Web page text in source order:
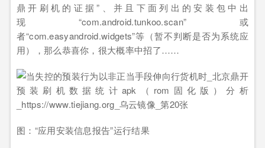
鼎开刷机的证据”、并且下面列出的安装包中出
现“com.android.tunkoo.scan”或
者“com.easyandroid.widgets”等（暂不判断是否为系统应
用），那么恭喜你，很大概率中招了……
图：“应用安装信息报告”运行结果